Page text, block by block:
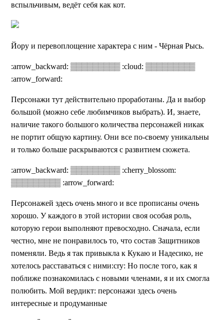
вспыльчивым, ведёт себя как кот.
Йору и перевоплощение характера с ним - Чёрная Рысь.
:arrow_backward: ▒▒▒▒▒▒▒▒▒ :cloud: ▒▒▒▒▒▒▒▒▒
:arrow_forward:
Персонажи тут действительно проработаны. Да и выбор
большой (можно себе любимчиков выбрать). И, знаете,
наличие такого большого количества персонажей никак
не портит общую картину. Они все по-своему уникальны
и только больше раскрываются с развитием сюжета.
:arrow_backward: ▒▒▒▒▒▒▒▒▒ :cherry_blossom:
▒▒▒▒▒▒▒▒▒ :arrow_forward:
Персонажей здесь очень много и все прописаны очень
хорошо. У каждого в этой истории своя особая роль,
которую герои выполняют превосходно. Сначала, если
честно, мне не понравилось то, что состав Защитников
поменяли. Ведь я так привыкла к Кукаю и Надесико, не
хотелось расставаться с ними:cry: Но после того, как я
поближе познакомилась с новыми членами, я и их смогла
полюбить. Мой вердикт: персонажи здесь очень
интересные и продуманные